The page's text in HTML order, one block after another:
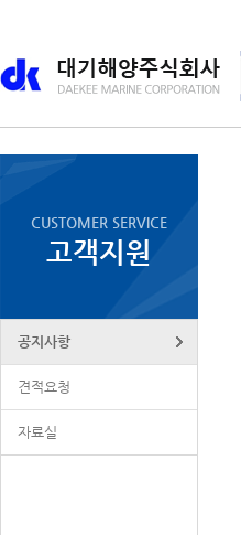
CUSTOMER SERVICE
고객지원
공지사항
견적요청
자료실